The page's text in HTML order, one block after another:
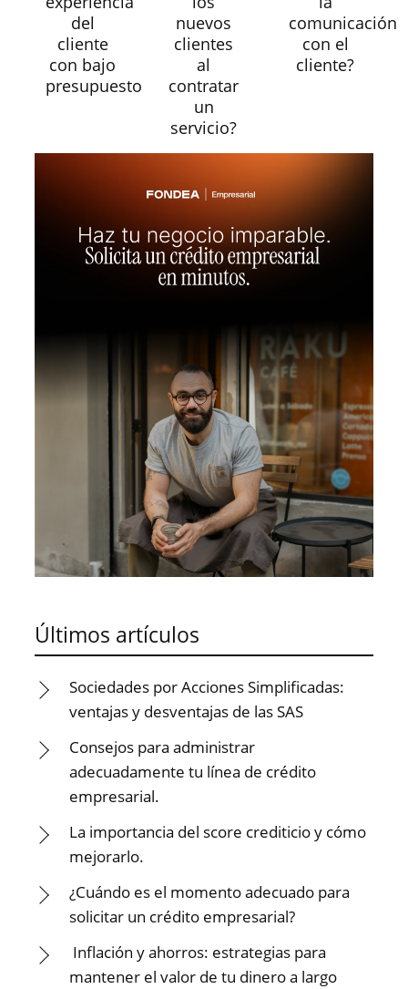
del
cliente
con bajo
presupuesto
nuevos
clientes
al
contratar
un
servicio?
comunicación
con el
cliente?
Últimos artículos
Sociedades por Acciones Simplificadas:
ventajas y desventajas de las SAS
Consejos para administrar
adecuadamente tu línea de crédito
empresarial.
La importancia del score crediticio y cómo
mejorarlo.
¿Cuándo es el momento adecuado para
solicitar un crédito empresarial?
Inflación y ahorros: estrategias para
mantener el valor de tu dinero a largo